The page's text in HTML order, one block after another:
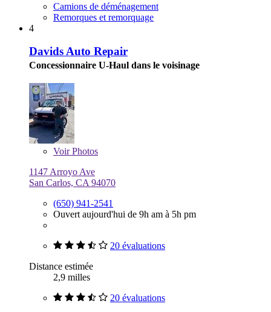
Camions de déménagement
Remorques et remorquage
4
Davids Auto Repair
Concessionnaire U-Haul dans le voisinage
VoirPhotos
1147 Arroyo Ave
San Carlos, CA 94070
(650) 941-2541
Ouvert aujourd'hui de 9h am à 5h pm
20 évaluations
Distance estimée
2,9 milles
20 évaluations